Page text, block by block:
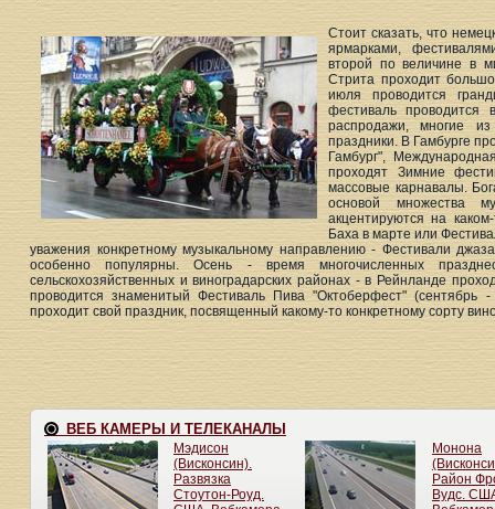
Стоит сказать, что
ярмарками,
второй по величине в
Стрита проходит
июля проводится
фестиваль проводится
распродажи, многие
праздники. В Гамбурге
Гамбург",
проходят Зимние
массовые карнавалы.
основой множества
акцентируются на
Баха в марте или
уважения конкретному музыкальному направлению - Фестивали
особенно популярны. Осень - время многочисленных
сельскохозяйственных и виноградарских районах - в Рейнланде
проводится знаменитый Фестиваль Пива "Октоберфест" (сентябрь
проходит свой праздник, посвященный какому-то конкретному сорту